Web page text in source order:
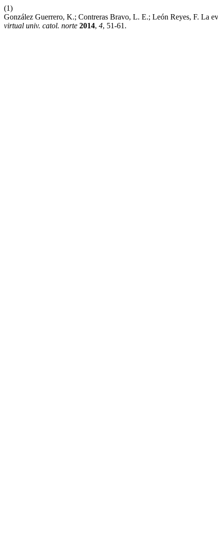
(1)
González Guerrero, K.; Contreras Bravo, L. E.; León Reyes, F. La
virtual univ. catol. norte 2014, 4, 51-61.